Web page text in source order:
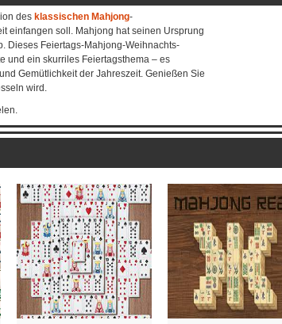
des klassischen Mahjong-
einfangen soll. Mahjong hat seinen Ursprung
Dieses Feiertags-Mahjong-Weihnachts-
und ein skurriles Feiertagsthema – es
Gemütlichkeit der Jahreszeit. Genießen Sie
wird.